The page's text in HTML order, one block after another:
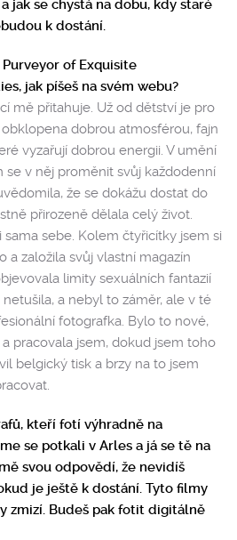
jak se chystá na dobu, kdy staré
k dostání.
Purveyor of Exquisite
jak píšeš na svém webu?
mě přitahuje. Už od dětství je pro
dobrou atmosférou, fajn
vyzařují dobrou energii. V umění
se v něj proměnit svůj každodenní
že se dokážu dostat do
přirozeně dělala celý život.
sebe. Kolem čtyřicítky jsem si
a založila svůj vlastní magazín
limity sexuálních fantazií
a nebyl to záměr, ale v té
fotografka. Bylo to nové,
pracovala jsem, dokud jsem toho
belgický tisk a brzy na to jsem
kteří fotí výhradně na
se potkali v Arles a já se tě na
svou odpovědí, že nevidíš
je ještě k dostání. Tyto filmy
zmizí. Budeš pak fotit digitálně